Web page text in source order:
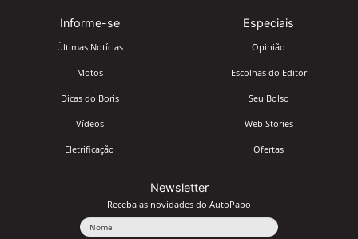
Informe-se
Últimas Notícias
Motos
Dicas do Boris
Vídeos
Eletrificação
Especiais
Opinião
Escolhas do Editor
Seu Bolso
Web Stories
Ofertas
Newsletter
Receba as novidades do AutoPapo